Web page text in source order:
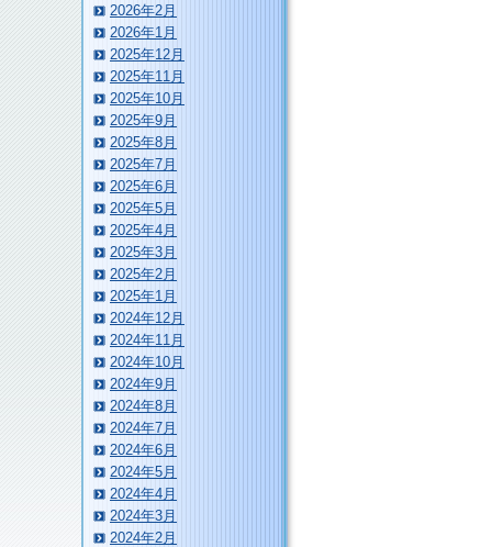
2026年2月
2026年1月
2025年12月
2025年11月
2025年10月
2025年9月
2025年8月
2025年7月
2025年6月
2025年5月
2025年4月
2025年3月
2025年2月
2025年1月
2024年12月
2024年11月
2024年10月
2024年9月
2024年8月
2024年7月
2024年6月
2024年5月
2024年4月
2024年3月
2024年2月